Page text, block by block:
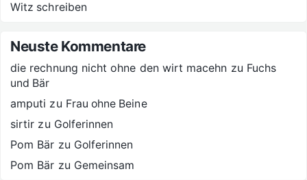
Witz schreiben
Neuste Kommentare
die rechnung nicht ohne den wirt macehn zu Fuchs
und Bär
amputi zu Frau ohne Beine
sirtir zu Golferinnen
Pom Bär zu Golferinnen
Pom Bär zu Gemeinsam